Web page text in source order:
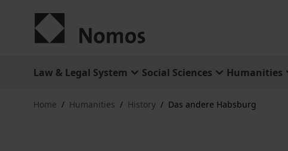
Law & Legal System Social Sciences Humanities
Home / Humanities / History / Das andere Habsburg